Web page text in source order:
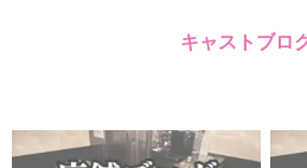
キャストブロ